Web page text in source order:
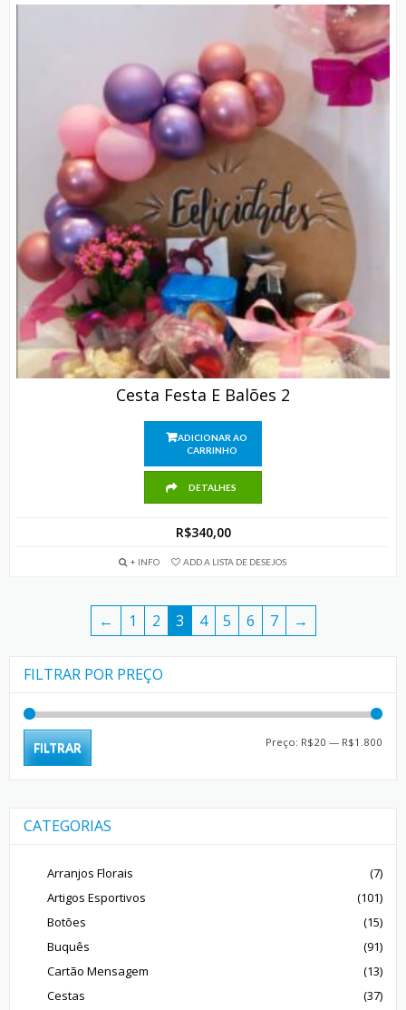
Cesta Festa E Balões 2
ADICIONAR AO
CARRINHO
DETALHES
R$340,00
+ INFO ADD A LISTA DE DESEJOS
← 1 2 3 4 5 6 7 →
FILTRAR POR PREÇO
FILTRAR Preço: R$20 — R$1.800
CATEGORIAS
Arranjos Florais
(7)
Artigos Esportivos
(101)
Botões
(15)
Buquês
(91)
Cartão Mensagem
(13)
Cestas
(37)